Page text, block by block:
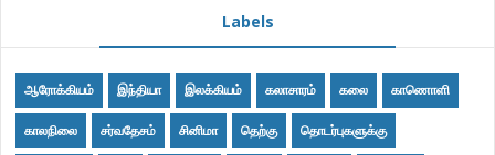
Labels
ஆரோக்கியம் இந்தியா இலக்கியம் கலாசாரம் கலை காணொளி
காலநிலை சர்வதேசம் சினிமா தெற்கு தொடர்புகளுக்கு